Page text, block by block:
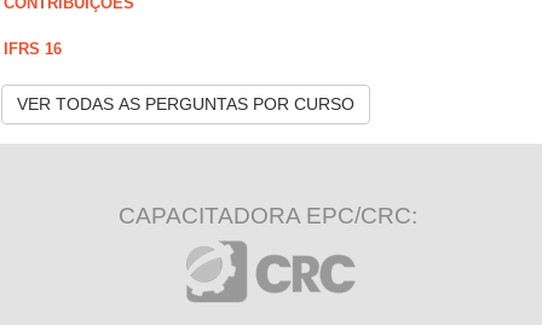
IFRS 16
VER TODAS AS PERGUNTAS POR CURSO
CAPACITADORA EPC/CRC: